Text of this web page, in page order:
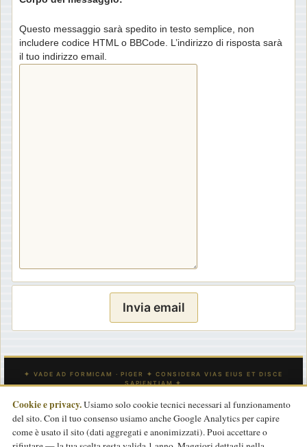
Questo messaggio sarà spedito in testo semplice, non
includere codice HTML o BBCode. L’indirizzo di risposta sarà
il tuo indirizzo email.
INDICE Tutti gli orari sonoUTC
CONTATTACI
Cookie e privacy.Usiamo solo cookie tecnici necessari al funzionamento
del sito. Con il tuo consenso usiamo anche Google Analytics per capire
come è usato il sito (dati aggregati e anonimizzati). Puoi accettare o